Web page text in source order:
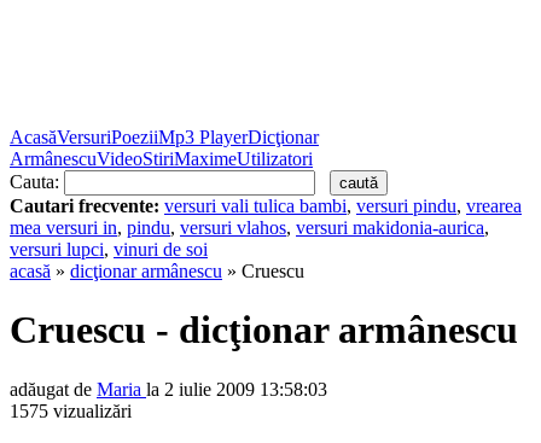
AcasăVersuriPoeziiMp3 PlayerDicţionar
ArmânescuVideoStiriMaximeUtilizatori
Cauta:
Cautari frecvente: versuri vali tulica bambi, versuri pindu, vrearea
mea versuri in, pindu, versuri vlahos, versuri makidonia-aurica,
versuri lupci, vinuri de soi
acasă » dicţionar armânescu » Cruescu
Cruescu - dicţionar armânescu
adăugat de Maria la 2 iulie 2009 13:58:03
1575 vizualizări